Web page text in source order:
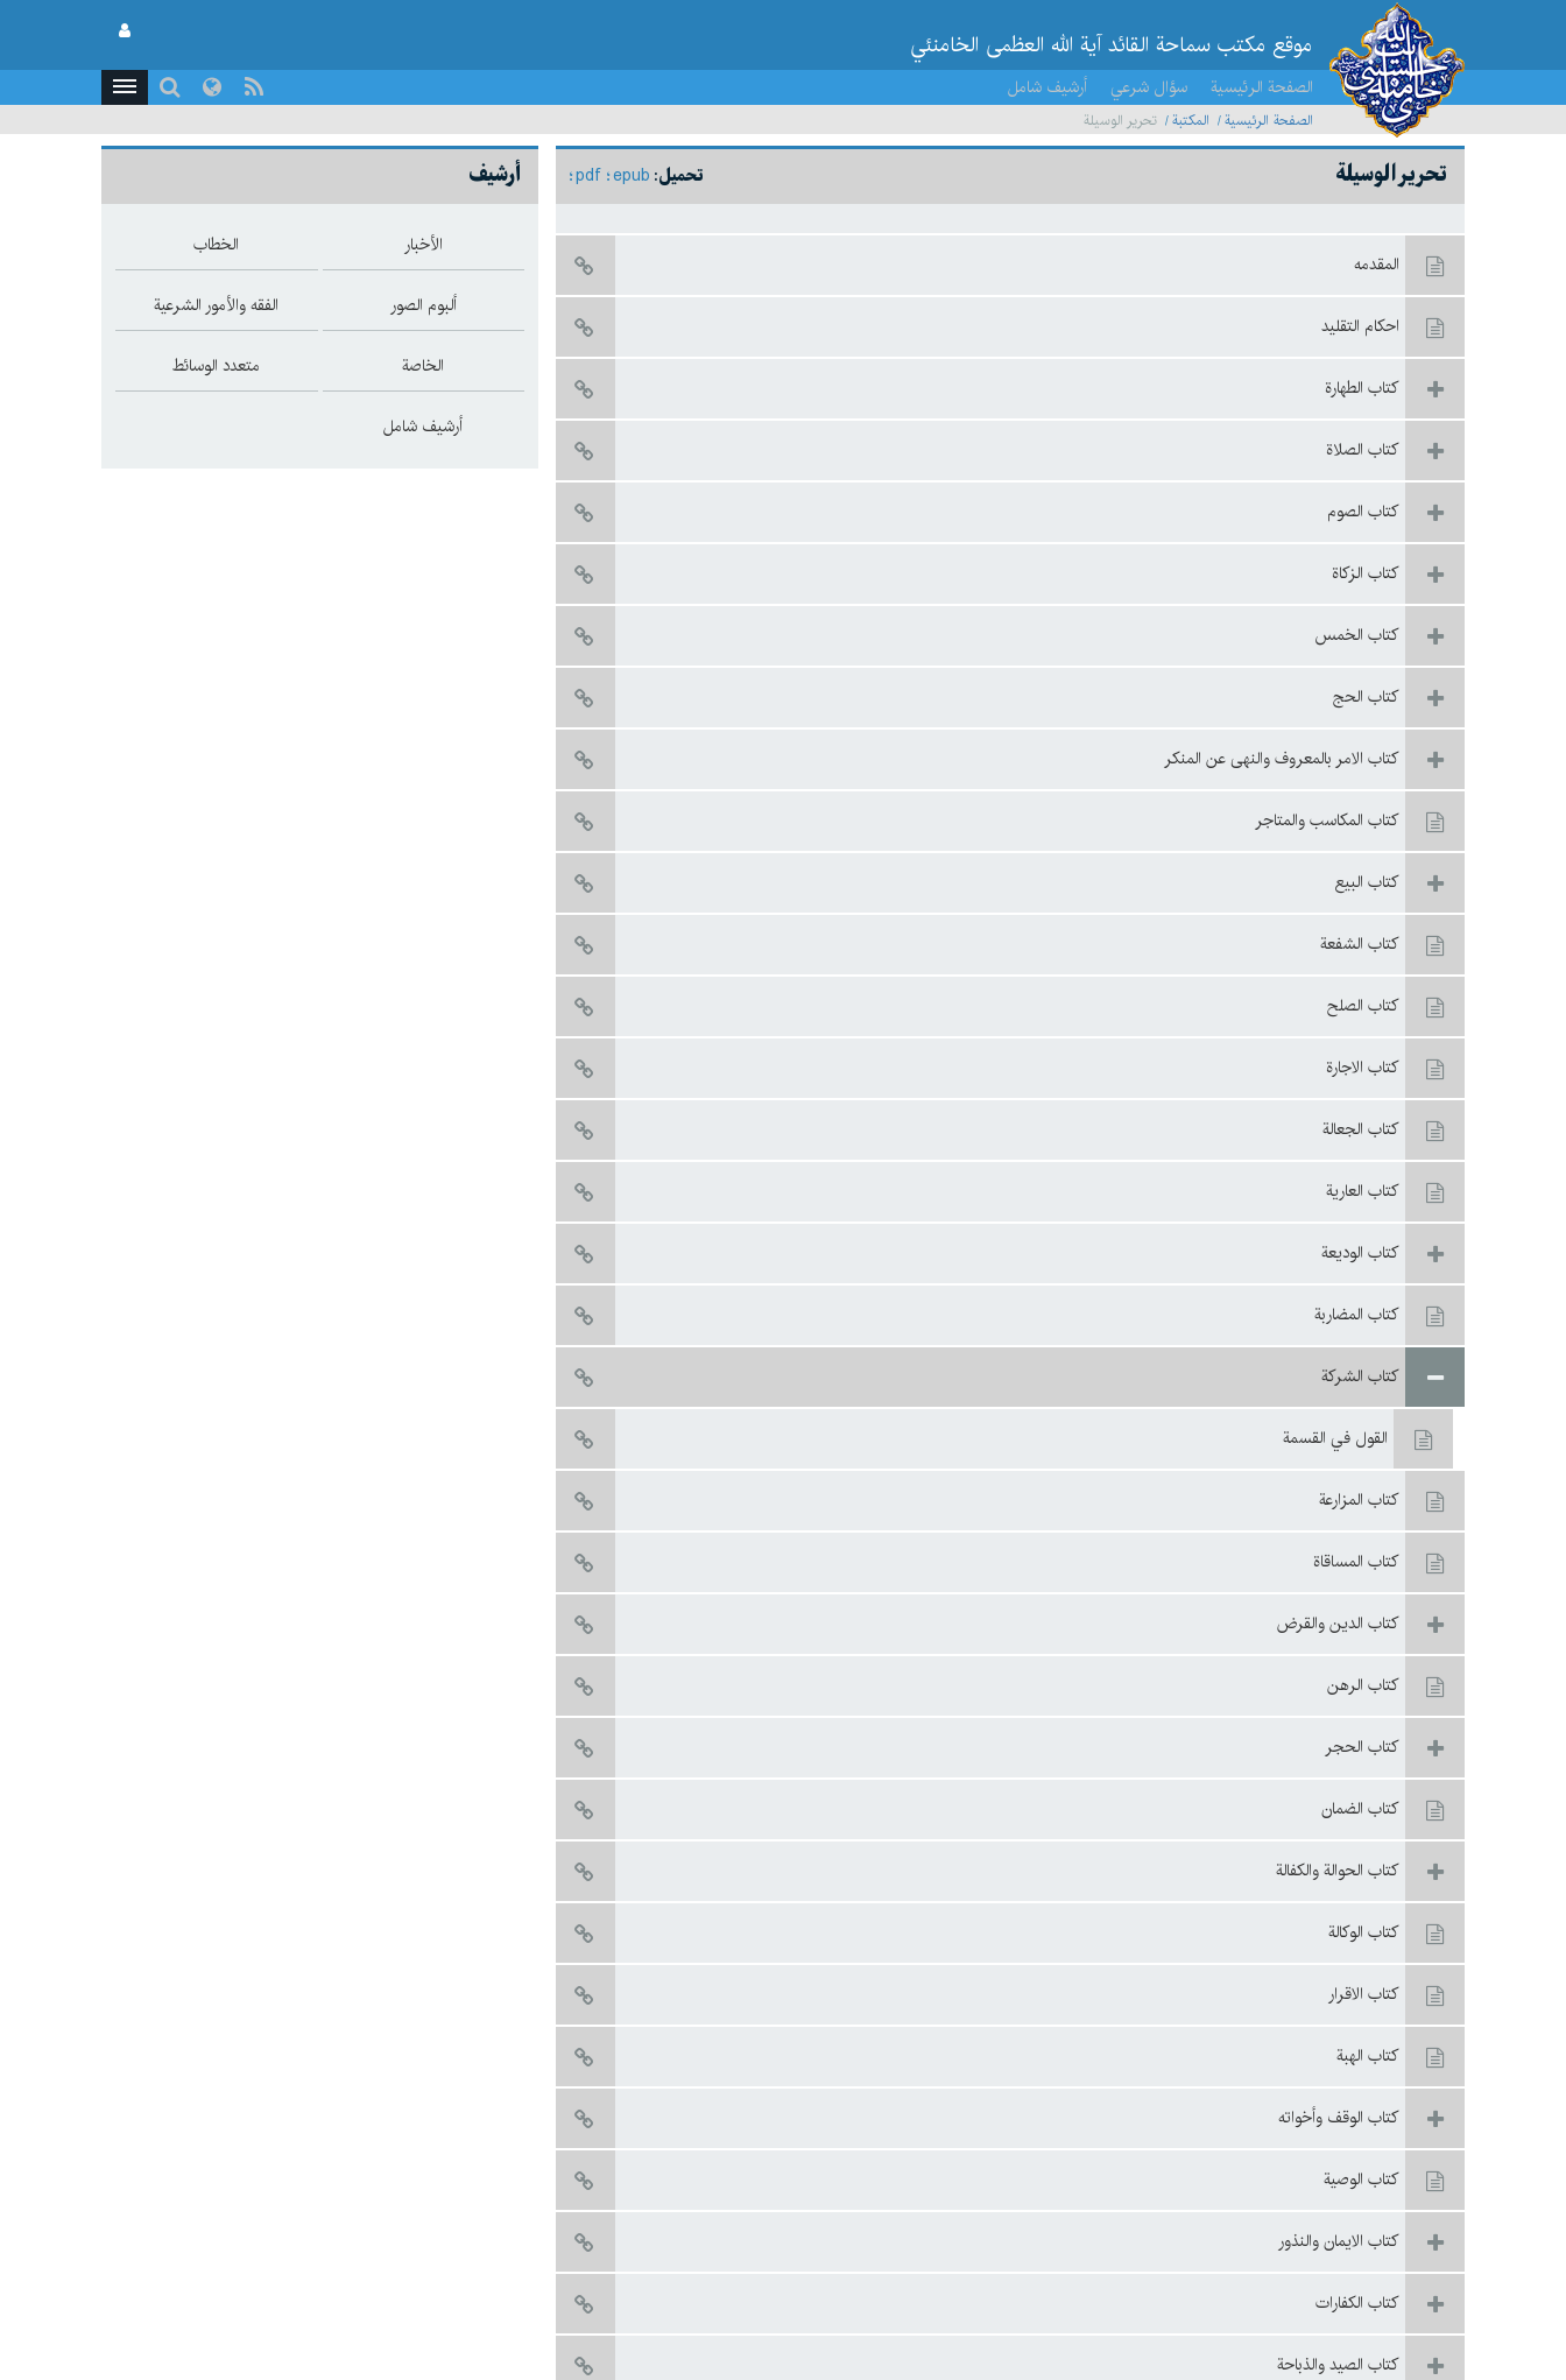
موقع مکتب سماحة القائد آية الله العظمى الخامنئي
الصفحة الرئيسية سؤال شرعي أرشيف شامل
الصفحة الرئيسية المكتبة تحرير الوسيلة
تحميل: epub
pdf تحرير الوسيلة
المقدمه
احكام التقليد
كتاب الطهارة
كتاب الصلاة
كتاب الصوم
كتاب الزكاة
كتاب الخمس
كتاب الحج
كتاب الامر بالمعروف والنهى عن المنكر
كتاب المكاسب والمتاجر
كتاب البيع
كتاب الشفعة
كتاب الصلح
كتاب الاجارة
كتاب الجعالة
كتاب العارية
كتاب الوديعة
كتاب المضاربة
كتاب الشركة
القول في القسمة
كتاب المزارعة
كتاب المساقاة
كتاب الدين والقرض
كتاب الرهن
كتاب الحجر
كتاب الضمان
كتاب الحوالة والكفالة
كتاب الوكالة
كتاب الاقرار
كتاب الهبة
كتاب الوقف وأخواته
كتاب الوصية
كتاب الايمان والنذور
كتاب الكفارات
كتاب الصيد والذباحة
أرشيف
الأخبار الخطاب
ألبوم الصور الفقه والأمور الشرعية
الخاصة متعدد الوسائط
أرشيف شامل